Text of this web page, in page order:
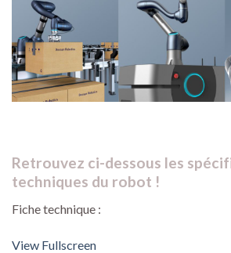
Retrouvez ci-dessous les
techniques du robot !
Fiche technique :
View Fullscreen